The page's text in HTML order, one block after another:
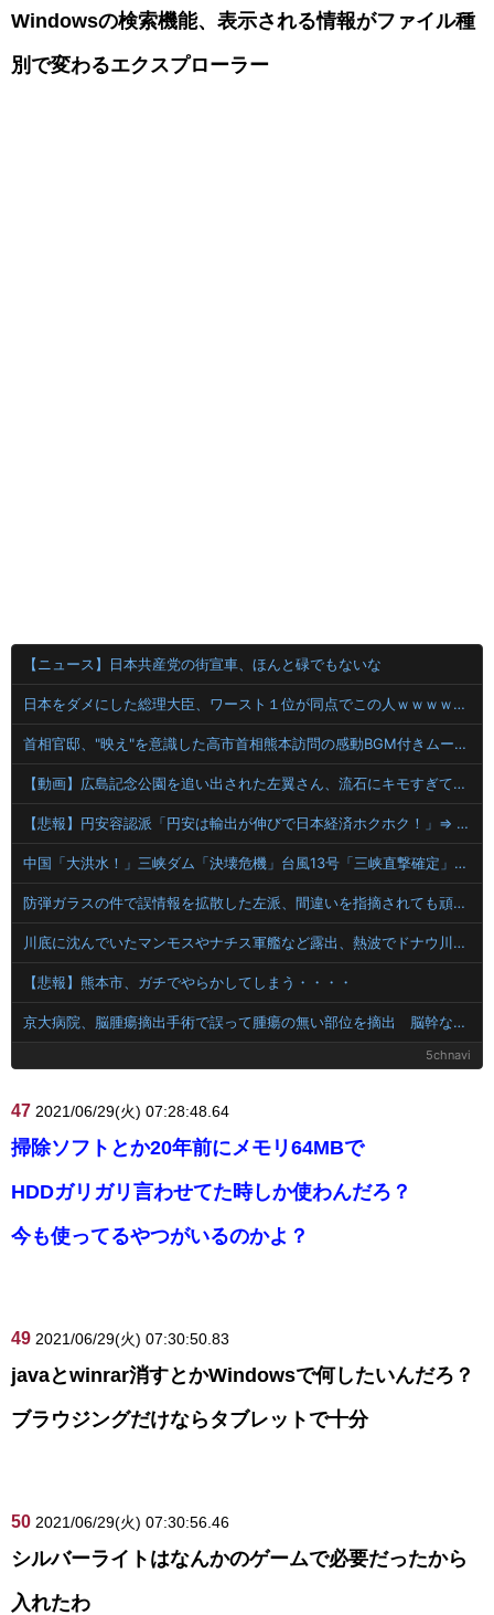
Windowsの検索機能、表示される情報がファイル種
別で変わるエクスプローラー
【ニュース】日本共産党の街宣車、ほんと碌でもないな
日本をダメにした総理大臣、ワースト１位が同点でこの人ｗｗｗｗｗｗ
首相官邸、"映え"を意識した高市首相熊本訪問の感動BGM付きムービーを投稿「全部が全部ありがたかったです」
【動画】広島記念公園を追い出された左翼さん、流石にキモすぎて炎上
【悲報】円安容認派「円安は輸出が伸びで日本経済ホクホク！」⇒ 世界に売る物が無さすぎて輸出額で韓国に惨敗・・・
中国「大洪水！」三峡ダム「決壊危機」台風13号「三峡直撃確定」日本「最も強い勢力で接近！（伊勢湾台風級」台風13号と15号「中国本土でぶつかり合う（前代未聞」→
防弾ガラスの件で誤情報を拡散した左派、間違いを指摘されても頑として認めなかった結果……
川底に沈んでいたマンモスやナチス軍艦など露出、熱波でドナウ川が歴史的渇水！
【悲報】熊本市、ガチでやらかしてしまう・・・・
京大病院、脳腫瘍摘出手術で誤って腫瘍の無い部位を摘出 脳幹など損傷受け植物状態に
5chnavi
47 2021/06/29(火) 07:28:48.64
掃除ソフトとか20年前にメモリ64MBで
HDDガリガリ言わせてた時しか使わんだろ？
今も使ってるやつがいるのかよ？
49 2021/06/29(火) 07:30:50.83
javaとwinrar消すとかWindowsで何したいんだろ？
ブラウジングだけならタブレットで十分
50 2021/06/29(火) 07:30:56.46
シルバーライトはなんかのゲームで必要だったから
入れたわ